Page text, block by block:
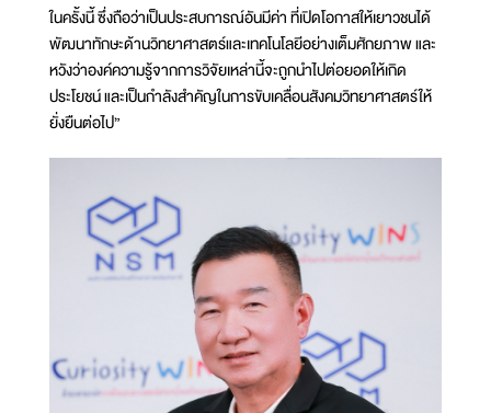
ในครั้งนี้ ซึ่งถือว่าเป็นประสบการณ์อันมีค่า ที่เปิดโอกาสให้เยาวชนได้
พัฒนาทักษะด้านวิทยาศาสตร์และเทคโนโลยีอย่างเต็มศักยภาพ และ
หวังว่าองค์ความรู้จากการวิจัยเหล่านี้จะถูกนำไปต่อยอดให้เกิด
ประโยชน์ และเป็นกำลังสำคัญในการขับเคลื่อนสังคมวิทยาศาสตร์ให้
ยั่งยืนต่อไป”